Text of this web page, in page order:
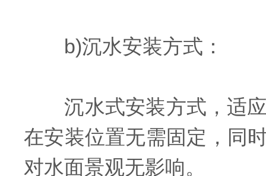
b)沉水安装方式：
沉水式安装方式，适应
在安装位置无需固定，同
对水面景观无影响。